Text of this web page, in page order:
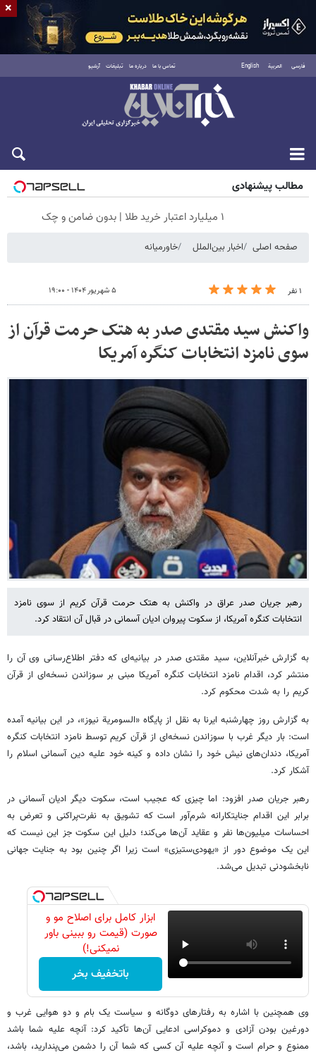
فارسی العربية English تماس با ما درباره ما تبلیغات آرشیو
شنبه ۱۷ مرداد ۱۴۰۵
مطالب پیشنهادی
۱ میلیارد اعتبار خرید طلا | بدون ضامن و چک
صفحه اصلی اخبار بین‌الملل خاورمیانه
۱ نفر ۵ شهریور ۱۴۰۴ - ۱۹:۰۰
واکنش سید مقتدی صدر به هتک حرمت قرآن از
سوی نامزد انتخابات کنگره آمریکا
رهبر جریان صدر عراق در واکنش به هتک حرمت قرآن کریم از سوی نامزد
انتخابات کنگره آمریکا، از سکوت پیروان ادیان آسمانی در قبال آن انتقاد کرد.
به گزارش خبرآنلاین، سید مقتدی صدر در بیانیه‌ای که دفتر اطلاع‌رسانی وی آن را
منتشر کرد، اقدام نامزد انتخابات کنگره آمریکا مبنی بر سوزاندن نسخه‌ای از قرآن
کریم را به شدت محکوم کرد.
به گزارش روز چهارشنبه ایرنا به نقل از پایگاه «السومریة نیوز»، در این بیانیه آمده
است: بار دیگر غرب با سوزاندن نسخه‌ای از قرآن کریم توسط نامزد انتخابات کنگره
آمریکا، دندان‌های نیش خود را نشان داده و کینه خود علیه دین آسمانی اسلام را
آشکار کرد.
رهبر جریان صدر افزود: اما چیزی که عجیب است، سکوت دیگر ادیان آسمانی در
برابر این اقدام جنایتکارانه شرم‌آور است که تشویق به نفرت‌پراکنی و تعرض به
احساسات میلیون‌ها نفر و عقاید آن‌ها می‌کند؛ دلیل این سکوت جز این نیست که
این یک موضوع دور از «یهودی‌ستیزی» است زیرا اگر چنین بود به جنایت جهانی
نابخشودنی تبدیل می‌شد.
ابزار کامل برای اصلاح مو و
صورت (قیمت رو ببینی باور
نمیکنی!)
باتخفیف بخر
وی همچنین با اشاره به رفتارهای دوگانه و سیاست یک بام و دو هوایی غرب و
دورغین بودن آزادی و دموکراسی ادعایی آن‌ها تأکید کرد: آنچه علیه شما باشد
ممنوع و حرام است و آنچه علیه آن کسی که شما آن را دشمن می‌پندارید، باشد،
×